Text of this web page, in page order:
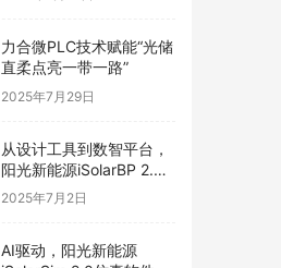
力合微PLC技术赋能“光储
直柔点亮一带一路”
2025年7月29日
从设计工具到数智平台，
阳光新能源iSolarBP 2.0
式！
2025年7月2日
AI驱动，阳光新能源